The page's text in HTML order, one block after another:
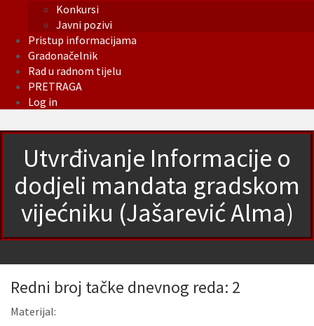
Konkursi
Javni pozivi
Pristup informacijama
Gradonačelnik
Rad u radnom tijelu
PRETRAGA
Log in
Utvrđivanje Informacije o
dodjeli mandata gradskom
vijećniku (Jašarević Alma)
Redni broj tačke dnevnog reda: 2
Materijal: